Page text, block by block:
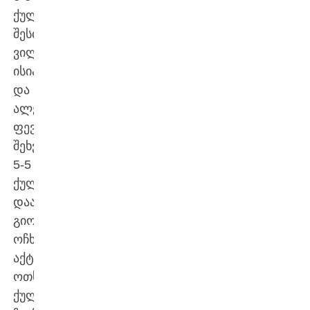
ქულა
შესძინეს;
ვილი
ისიანმა
და
ალექსანდრე
ფევაძემ
შეხვედრა
5-5
ქულით
დაასრულეს;
გიორგი
ოჩხიკიძემ
აქტივში
ოთხი
ქულა